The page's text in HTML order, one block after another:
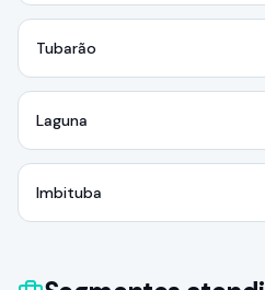
Tubarão
Laguna
Imbituba